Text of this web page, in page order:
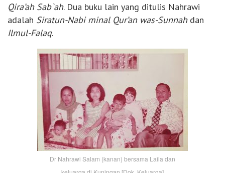
Qira’ah Sab`ah. Dua buku lain yang ditulis Nahrawi
adalah Siratun-Nabi minal Qur’an was-Sunnahdan
Ilmul-Falaq.
Dr Nahrawi Salam (kanan) bersama Laila dan